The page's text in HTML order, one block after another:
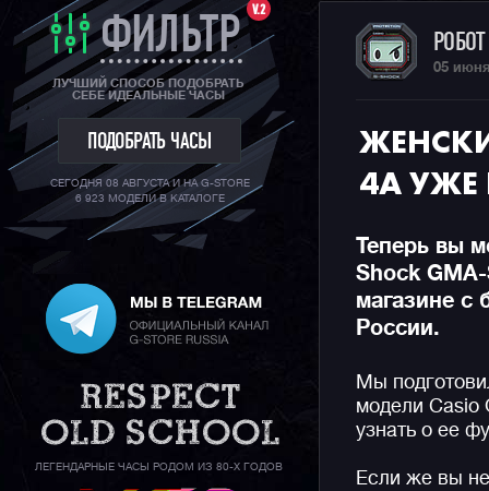
V.2
ФИЛЬТР
ЛУЧШИЙ СПОСОБ ПОДОБРАТЬ
СЕБЕ ИДЕАЛЬНЫЕ ЧАСЫ
ПОДОБРАТЬ ЧАСЫ
СЕГОДНЯ 08 АВГУСТА И НА G-STORE
6 923 МОДЕЛИ В КАТАЛОГЕ
ЛЕГЕНДАРНЫЕ ЧАСЫ РОДОМ ИЗ 80-Х ГОДОВ
05
4A
Теперь вы
Shock
магазине с
России.
Мы
модели Casio
узнать о ее
Если же вы